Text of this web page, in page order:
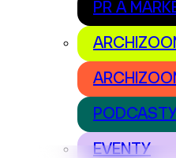
PR A
PODCASTY
EVENTY